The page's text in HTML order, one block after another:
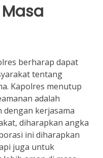
berharap dapat
tentang
Kapolres menutup
adalah
dengan kerjasama
diharapkan angka
ini diharapkan
juga untuk